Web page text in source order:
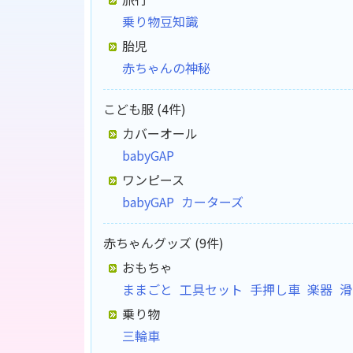
乗り物豆知識
胎児
赤ちゃんの神秘
こども服 (4件)
カバーオール
babyGAP
ワンピース
babyGAP カーターズ
赤ちゃんグッズ (9件)
おもちゃ
ままごと 工具セット 手押し車 楽器
乗り物
三輪車